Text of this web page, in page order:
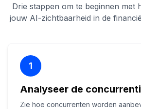
Drie stappen om te beginnen met
jouw AI-zichtbaarheid in de
1
Analyseer de
Zie hoe concurrenten worden